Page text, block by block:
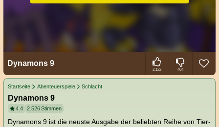
Dynamons 9
2.122 404
Startseite Abenteuerspiele Schlacht
Dynamons 9
4.4 2.526Stimmen
Dynamons 9 ist die neuste Ausgabe der beliebten Reihe von Tier-